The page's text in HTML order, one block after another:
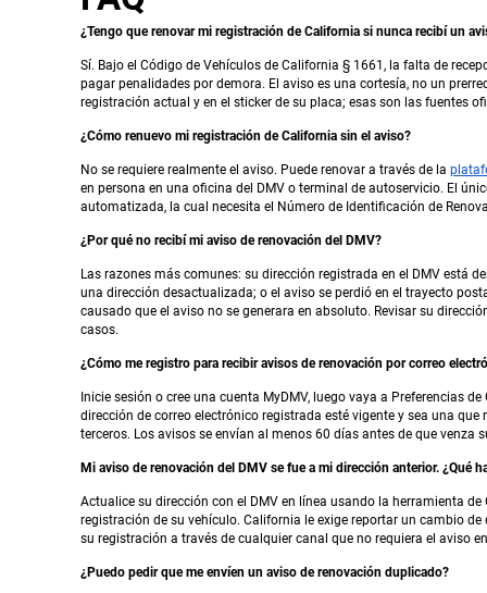
¿Tengo que renovar mi registración de California si nunca recibí un
Sí. Bajo el Código de Vehículos de California § 1661, la falta de
pagar penalidades por demora. El aviso es una cortesía, no un
registración actual y en el sticker de su placa; esas son las fuentes
¿Cómo renuevo mi registración de California sin el aviso?
No se requiere realmente el aviso. Puede renovar a través de la
en persona en una oficina del DMV o terminal de autoservicio. El
automatizada, la cual necesita el Número de Identificación de
¿Por qué no recibí mi aviso de renovación del DMV?
Las razones más comunes: su dirección registrada en el DMV está
una dirección desactualizada; o el aviso se perdió en el trayecto
causado que el aviso no se generara en absoluto. Revisar su
casos.
¿Cómo me registro para recibir avisos de renovación por correo
Inicie sesión o cree una cuenta MyDMV, luego vaya a Preferencias
dirección de correo electrónico registrada esté vigente y sea una
terceros. Los avisos se envían al menos 60 días antes de que venza
Mi aviso de renovación del DMV se fue a mi dirección anterior. ¿Qué
Actualice su dirección con el DMV en línea usando la herramienta
registración de su vehículo. California le exige reportar un cambio
su registración a través de cualquier canal que no requiera el aviso
¿Puedo pedir que me envíen un aviso de renovación duplicado?